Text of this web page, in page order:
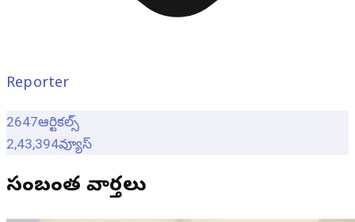
Reporter
2647ఆర్టికల్స్
2,43,394వ్యూస్
సంబంధిత వార్తలు